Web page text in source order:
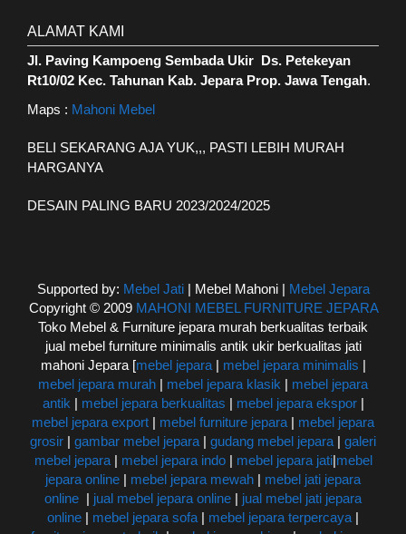
ALAMAT KAMI
Jl. Paving Kampoeng Sembada Ukir Ds. Petekeyan
Rt10/02 Kec. Tahunan Kab. Jepara Prop. Jawa Tengah.
Maps : Mahoni Mebel
BELI SEKARANG AJA YUK,,, PASTI LEBIH MURAH
HARGANYA
DESAIN PALING BARU 2023/2024/2025
Supported by: Mebel Jati| Mebel Mahoni | Mebel Jepara
Copyright © 2009 MAHONI MEBEL FURNITURE JEPARA
Toko Mebel & Furniture jepara murah berkualitas terbaik
jual mebel furniture minimalis antik ukir berkualitas jati
mahoni Jepara [mebel jepara| mebel jepara minimalis |
mebel jepara murah | mebel jepara klasik | mebel jepara
antik | mebel jepara berkualitas | mebel jepara ekspor|
mebel jepara export | mebel furniture jepara | mebel jepara
grosir | gambar mebel jepara | gudang mebel jepara | galeri
mebel jepara| mebel jepara indo| mebel jepara jati|mebel
jepara online | mebel jepara mewah | mebel jati jepara
online | jual mebel jepara online | jual mebel jati jepara
online | mebel jepara sofa | mebel jepara terpercaya |